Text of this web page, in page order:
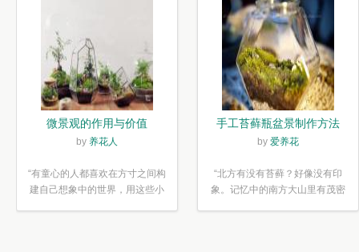
微景观的作用与价值
by 养花人
“有童心的人都喜欢在方寸之间构
建自己想象中的世界，用这些小
手工苔藓瓶盆景制作方法
by 爱养花
“北方有没有苔藓？好像没有印
象。记忆中的南方大山里有茂密